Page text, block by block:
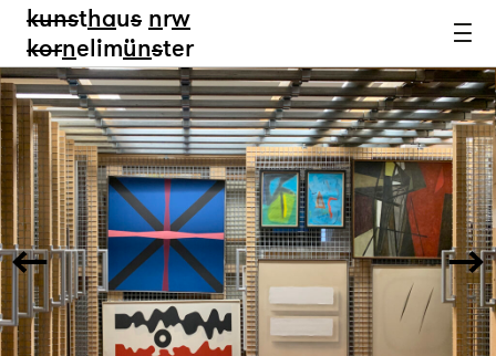
kunsthaus nrw
kornelimünster